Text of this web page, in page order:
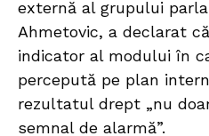
externă al grupului
Ahmetovic, a declarat
indicator al modului în
percepută pe plan
rezultatul drept „nu
semnal de alarmă”.